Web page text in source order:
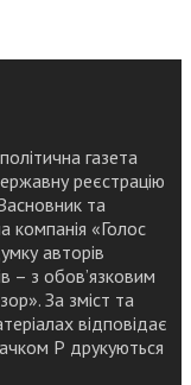
газета
реєстрацію
та
компанія «Голос
авторів
– з обов’язковим
За зміст та
відповідає
Р друкуються